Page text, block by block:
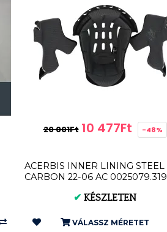
20 001Ft 10 477Ft -48%
ACERBIS INNER LINING STEEL
CARBON 22-06 AC 0025079.319
✔ KÉSZLETEN
VÁLASSZ MÉRETET